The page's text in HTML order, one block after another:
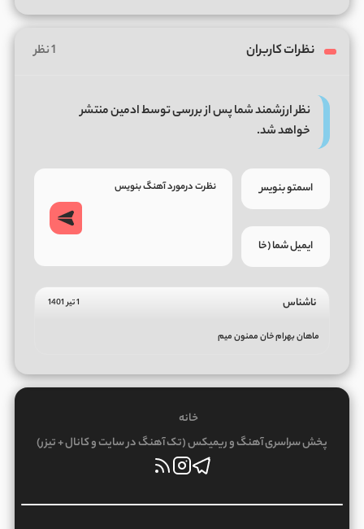
نظرات کاربران 1 نظر
نظر ارزشمند شما پس از بررسی توسط ادمین منتشر
خواهد شد.
ناشناس 1 تیر 1401
ماهان بهرام خان ممنون میم
خانه
پخش سراسری آهنگ و ریمیکس (تک آهنگ در سایت و کانال + تیزر)